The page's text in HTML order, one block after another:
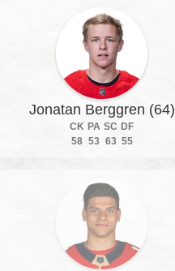
Jonatan Berggren (64)
CK PA SC DF
58 53 63 55